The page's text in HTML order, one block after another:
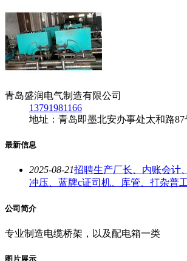
青岛盛润电气制造有限公司
13791981166
地址：青岛即墨北安办事处太和路87
最新信息
2025-08-21招聘生产厂长、内账会计
冲压、蓝牌c证司机、库管、打杂普
公司简介
专业制造电缆桥架，以及配电箱一类
图片展示